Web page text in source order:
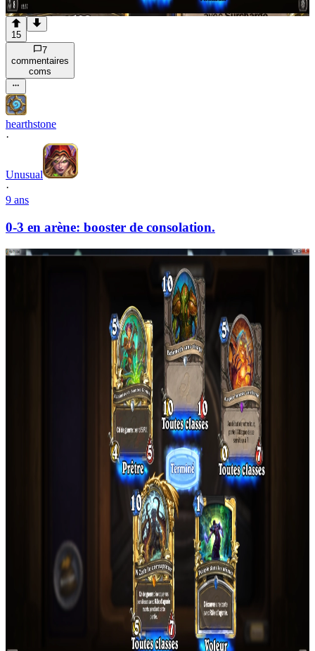
15
7
commentaires
coms
hearthstone
·
Unusual
·
9 ans
0-3 en arène: booster de consolation.